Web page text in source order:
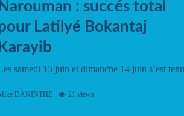
Narouman : succés total
Latilyé Bokantaj
Karayib
samedi 13 juin et dimanche 14 juin s’est tenu
à Pierrot Narouman, organisé par
DANINTHE 21 views